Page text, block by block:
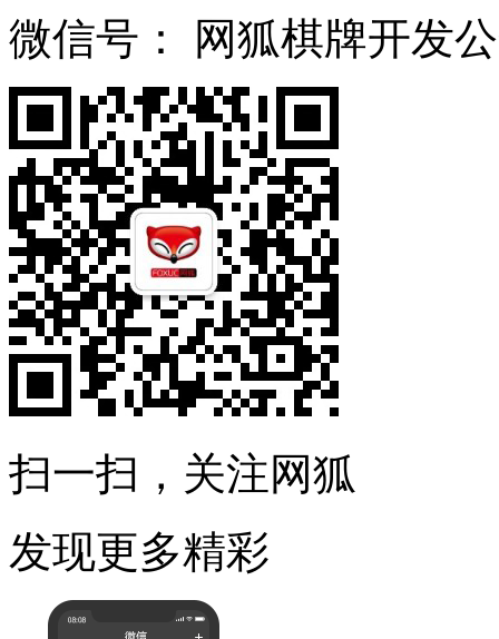
微信号： 网狐棋牌开发
扫一扫，关注网狐
发现更多精彩